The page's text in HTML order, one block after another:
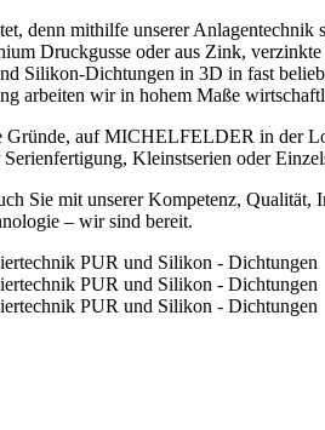
denn mithilfe unserer
Druckgusse oder aus Zink,
Silikon-Dichtungen in 3D in fast
arbeiten wir in hohem Maße
Gründe, auf MICHELFELDER in der
Kleinstserien oder
Sie mit unserer Kompetenz,
– wir sind bereit.